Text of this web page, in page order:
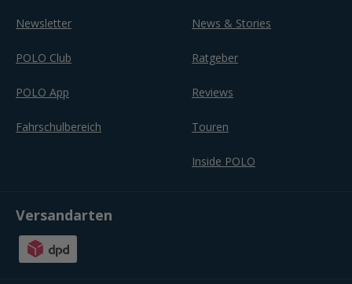
Newsletter
POLO Club
POLO App
Fahrschulbereich
News & Stories
Ratgeber
Reviews
Touren
Inside POLO
Versandarten